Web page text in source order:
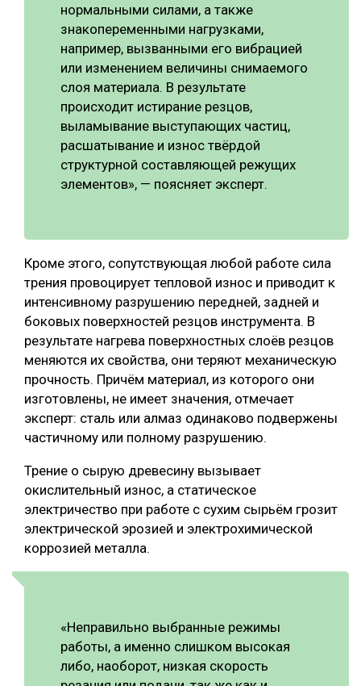
нормальными силами, а также
знакопеременными нагрузками,
например, вызванными его вибрацией
или изменением величины снимаемого
слоя материала. В результате
происходит истирание резцов,
выламывание выступающих частиц,
расшатывание и износ твёрдой
структурной составляющей режущих
элементов», — поясняет эксперт.
Кроме этого, сопутствующая любой работе сила
трения провоцирует тепловой износ и приводит к
интенсивному разрушению передней, задней и
боковых поверхностей резцов инструмента. В
результате нагрева поверхностных слоёв резцов
меняются их свойства, они теряют механическую
прочность. Причём материал, из которого они
изготовлены, не имеет значения, отмечает
эксперт: сталь или алмаз одинаково подвержены
частичному или полному разрушению.
Трение о сырую древесину вызывает
окислительный износ, а статическое
электричество при работе с сухим сырьём грозит
электрической эрозией и электрохимической
коррозией металла.
«Неправильно выбранные режимы
работы, а именно слишком высокая
либо, наоборот, низкая скорость